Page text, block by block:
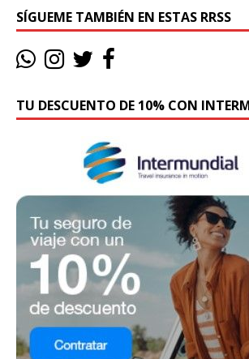
SÍGUEME TAMBIÉN EN ESTAS RRSS
TU DESCUENTO DE 10% CON